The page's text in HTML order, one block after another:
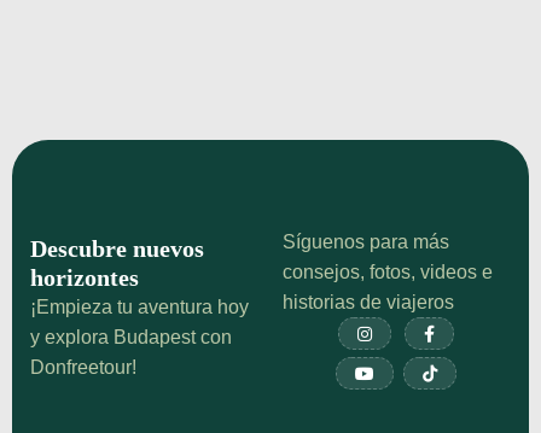
Descubre nuevos
horizontes
¡Empieza tu aventura hoy
y explora Budapest con
Donfreetour!
Síguenos para más
consejos, fotos, videos e
historias de viajeros
 
 